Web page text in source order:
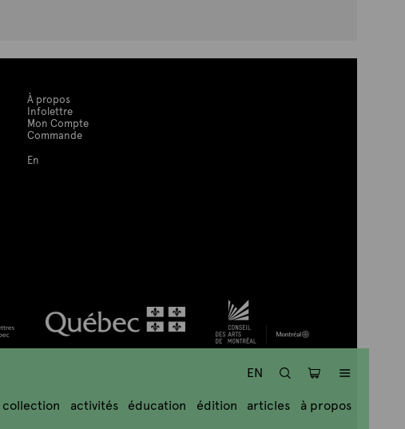
EN RECHERCHE
PANIER
collection activités éducation édition articles à propos
À propos
Infolettre
Mon Compte
Commande
En